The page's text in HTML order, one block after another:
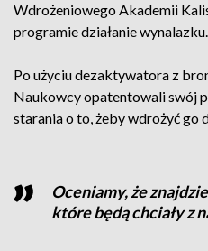
Wdrożeniowego Akademii
programie działanie wynalazku.
Po użyciu dezaktywatora z
Naukowcy opatentowali swój
starania o to, żeby wdrożyć go
Oceniamy, że
które będą chciały z